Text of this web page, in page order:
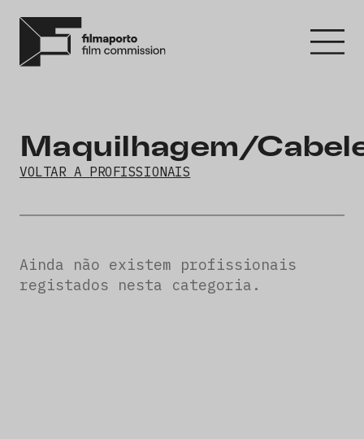
Maquilhagem/
VOLTAR A PROFISSIONAIS
Ainda não existem profissionais
registados nesta categoria.